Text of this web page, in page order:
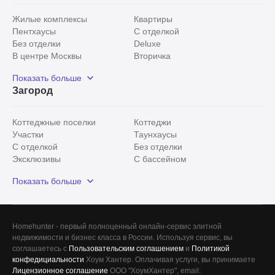
Жилые комплексы
Квартиры
Пентхаусы
С отделкой
Без отделки
Deluxe
В центре Москвы
Вторичка
Рядом с парком
С панорамными окнами
Показать больше
Загород
Коттеджные поселки
Коттеджи
Участки
Таунхаусы
С отделкой
Без отделки
Эксклюзивы
С бассейном
Красногорский район
Показать больше
Homehunter - первый полноценный онлайн-сервис элитной
недвижимости и бизнес класса в России. Используя сервис, вы
соглашаетесь с Пользовательским соглашением и Политикой
конфедициальности Хоум Хантер. Оплачивая услуги, вы принимаете
Лицензионное соглашение ООО "ХоумХантер", email:
Сегодня
Вчера 0